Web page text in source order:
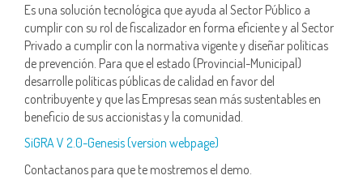
Es una solución tecnológica que ayuda al Sector Público a
cumplir con su rol de fiscalizador en forma eficiente y al Sector
Privado a cumplir con la normativa vigente y diseñar políticas
de prevención. Para que el estado (Provincial-Municipal)
desarrolle políticas públicas de calidad en favor del
contribuyente y que las Empresas sean más sustentables en
beneficio de sus accionistas y la comunidad.
SiGRA V 2.0-Genesis (version webpage)
Contactanos para que te mostremos el demo.